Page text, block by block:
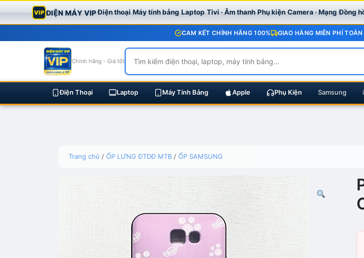
VIP ĐIỆN MÁY VIPĐiện thoại Máy tính bảng Laptop Tivi · Âm thanh Phụ kiện Camera · Mạng Đồng
CAM KẾT CHÍNH HÃNG 100% GIAO HÀNG MIỄN PHÍ TOÀN
Chính hãng - Giá tốt
Điện Thoại Laptop Máy Tính Bảng Apple Phụ Kiện Samsung
Trang chủ / ỐP LƯNG ĐTDĐ MTB / ỐP SAMSUNG